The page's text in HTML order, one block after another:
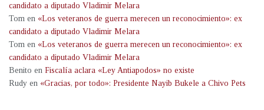
candidato a diputado Vladimir Melara
Tom en «Los veteranos de guerra merecen un reconocimiento»: ex
candidato a diputado Vladimir Melara
Tom en «Los veteranos de guerra merecen un reconocimiento»: ex
candidato a diputado Vladimir Melara
Benito en Fiscalía aclara «Ley Antiapodos» no existe
Rudy en «Gracias, por todo»: Presidente Nayib Bukele a Chivo Pets